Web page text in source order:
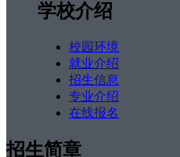
学校介绍
校园环境
就业介绍
招生信息
专业介绍
在线报名
招生简章